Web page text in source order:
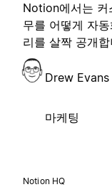
Notion에서는 커
무를 어떻게 자
리를 살짝 공개
Drew Evans
마케팅
Notion HQ